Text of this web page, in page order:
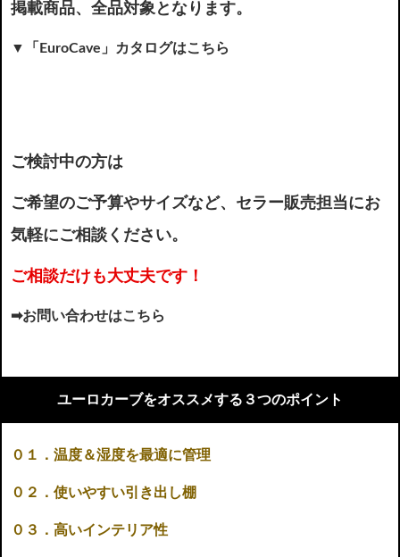
掲載商品、全品対象となります。
▼「EuroCave」カタログはこちら
ご検討中の方は
ご希望のご予算やサイズなど、セラー販売担当にお
気軽にご相談ください。
ご相談だけも大丈夫です！
➡お問い合わせはこちら
ユーロカーブをオススメする３つのポイント
０１．温度＆湿度を最適に管理
０２．使いやすい引き出し棚
０３．高いインテリア性